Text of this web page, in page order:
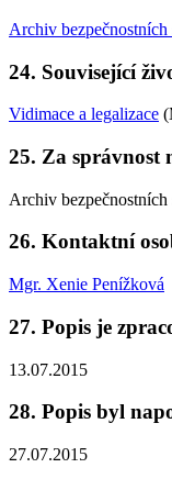
Archiv bezpečnostních
24. Související
Vidimace a legalizace
25. Za správnost
Archiv bezpečnostních
26. Kontaktní
Mgr. Xenie Penížková
27. Popis je
13.07.2015
28. Popis byl
27.07.2015